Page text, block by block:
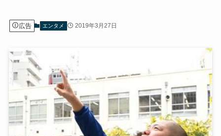
広告 エンタメ 2019年3月27日